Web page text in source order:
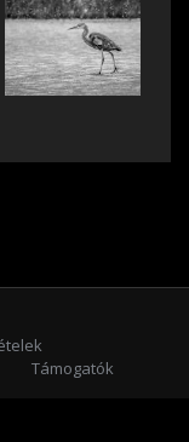
Támogatók